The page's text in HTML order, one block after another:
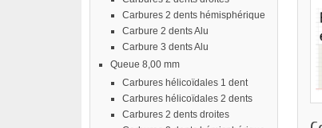
Carbures 2 dents hémisphérique
Carbure 2 dents Alu
Carbure 3 dents Alu
Queue 8,00 mm
Carbures hélicoïdales 1 dent
Carbures hélicoïdales 2 dents
Carbures 2 dents droites